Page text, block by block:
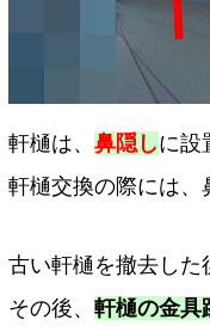
軒樋は、 鼻隠しに設
軒樋交換の際には、
古い軒樋を撤去した
その後、 軒樋の金具